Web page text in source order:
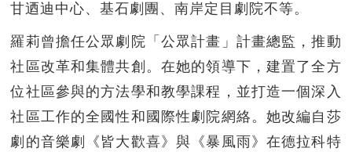
甘迺迪中心、基石劇團、南岸定目劇院不等。
羅莉曾擔任公眾劇院「公眾計畫」計畫總監，推動
社區改革和集體共創。在她的領導下，建置了全方
位社區參與的方法學和教學課程，並打造一個深入
社區工作的全國性和國際性劇院網絡。她改編自莎
劇的音樂劇《皆大歡喜》與《暴風雨》在德拉科特